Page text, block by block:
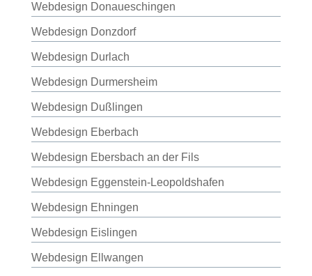
Webdesign Donaueschingen
Webdesign Donzdorf
Webdesign Durlach
Webdesign Durmersheim
Webdesign Dußlingen
Webdesign Eberbach
Webdesign Ebersbach an der Fils
Webdesign Eggenstein-Leopoldshafen
Webdesign Ehningen
Webdesign Eislingen
Webdesign Ellwangen